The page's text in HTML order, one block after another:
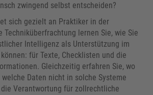
zwingend selbst entscheiden?
sich gezielt an Praktiker in der
Techniküberfrachtung lernen Sie, wie Sie
Intelligenz als Unterstützung im
für Texte, Checklisten und die
Gleichzeitig erfahren Sie, wo
Daten nicht in solche Systeme
Verantwortung für zollrechtliche